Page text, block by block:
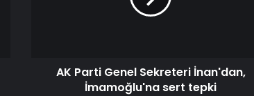
AK Parti Genel Sekreteri İnan'dan,
İmamoğlu'na sert tepki